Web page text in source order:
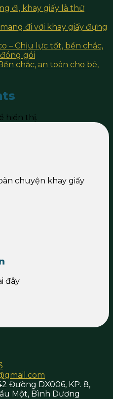
đi, khay giấy là thứ
đi với khay giấy đựng
– Chịu lực tốt, bền chắc,
gói
chắc, an toàn cho bé,
hiển thị.
chuyện khay giấy
đây
Đường DX006, KP. 8,
Một, Bình Dương